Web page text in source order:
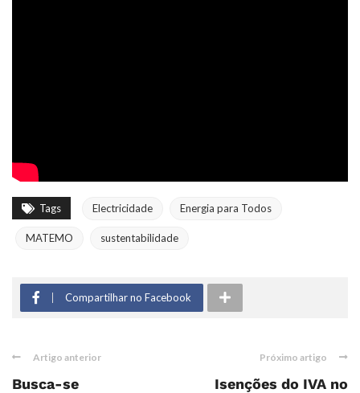
Tags Electricidade Energia para Todos
MATEMO sustentabilidade
Compartilhar no Facebook
Artigo anterior
Busca-se
Próximo artigo
Isenções do IVA no